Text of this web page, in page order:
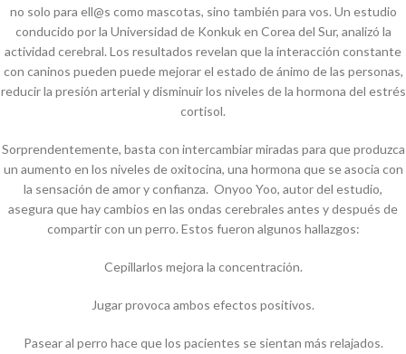
no solo para ell@s como mascotas, sino también para vos. Un estudio
conducido por la Universidad de Konkuk en Corea del Sur, analizó la
actividad cerebral. Los resultados revelan que la interacción constante
con caninos pueden puede mejorar el estado de ánimo de las personas,
reducir la presión arterial y disminuir los niveles de la hormona del estrés
cortisol.
Sorprendentemente, basta con intercambiar miradas para que produzca
un aumento en los niveles de oxitocina, una hormona que se asocia con
la sensación de amor y confianza. Onyoo Yoo, autor del estudio,
asegura que hay cambios en las ondas cerebrales antes y después de
compartir con un perro. Estos fueron algunos hallazgos:
Cepillarlos mejora la concentración.
Jugar provoca ambos efectos positivos.
Pasear al perro hace que los pacientes se sientan más relajados.